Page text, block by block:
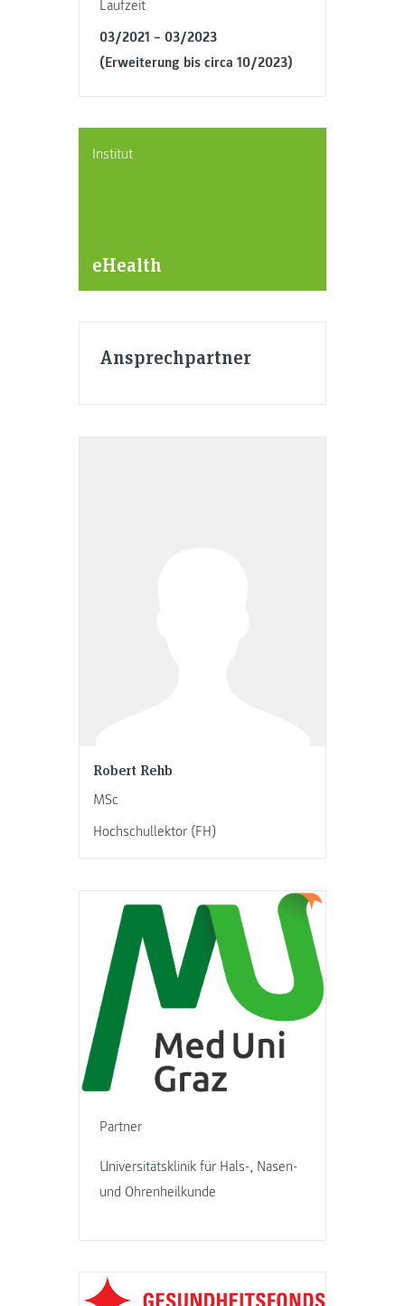
Laufzeit
03/2021 − 03/2023
(Erweiterung bis circa 10/2023)
Institut
eHealth
Ansprechpartner
Robert Rehb
MSc
Hochschullektor (FH)
Partner
Universitätsklinik für Hals-, Nasen-
und Ohrenheilkunde